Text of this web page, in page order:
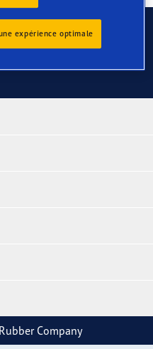
Company
expérience optimale